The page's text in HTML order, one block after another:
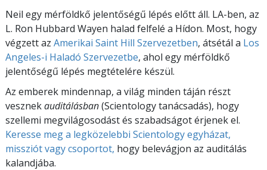
Neil egy mérföldkő jelentőségű lépés előtt áll. LA-ben, az
L. Ron Hubbard Wayen halad felfelé a Hídon. Most, hogy
végzett az Amerikai Saint Hill Szervezetben, átsétál a Los
Angeles-i Haladó Szervezetbe, ahol egy mérföldkő
jelentőségű lépés megtételére készül.
Az emberek mindennap, a világ minden táján részt
vesznekauditálásban(Scientology tanácsadás), hogy
szellemi megvilágosodást és szabadságot érjenek el.
Keresse meg a legközelebbi Scientology egyházat,
missziót vagy csoportot, hogy belevágjon az auditálás
kalandjába.